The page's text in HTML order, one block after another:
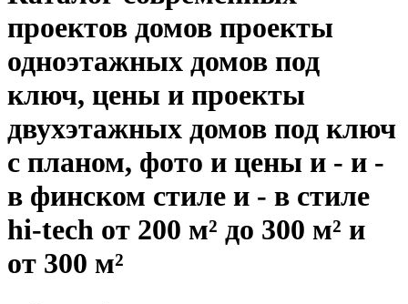
проектов домов проекты
одноэтажных домов под
ключ, цены и проекты
двухэтажных домов под ключ
с планом, фото и цены и - и -
в финском стиле и - в стиле
hi-tech от 200 м² до 300 м² и
от 300 м²